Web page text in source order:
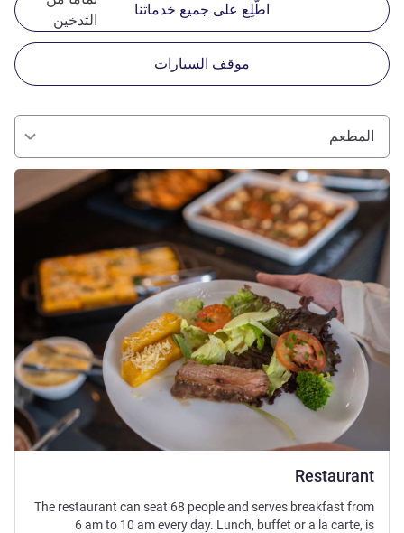
التدخين
اطّلِع على جميع خدماتنا
موقف السيارات
المطعم
Restaurant
راجع التفاصيل
The restaurant can seat 68 people and serves breakfast from
6 am to 10 am every day. Lunch, buffet or a la carte, is